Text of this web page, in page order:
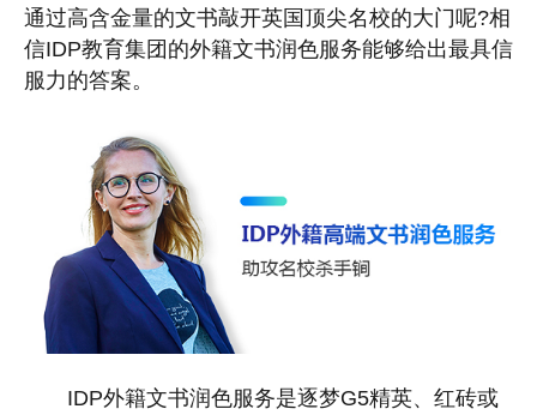
通过高含金量的文书敲开英国顶尖名校的大门呢?相
信IDP教育集团的外籍文书润色服务能够给出最具信
服力的答案。
IDP外籍文书润色服务是逐梦G5精英、红砖或